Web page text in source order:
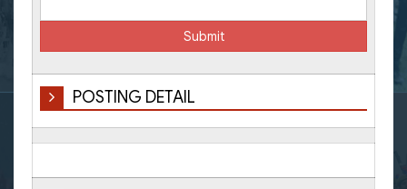
POSTING DETAIL